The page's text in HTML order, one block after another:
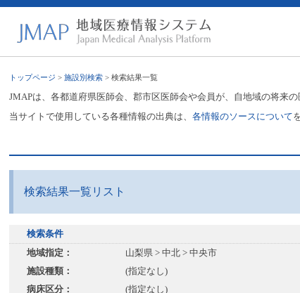
トップページ >施設別検索 > 検索結果一覧
JMAPは、各都道府県医師会、郡市区医師会や会員が、自地域の将来
当サイトで使用している各種情報の出典は、各情報のソースについて
検索結果一覧リスト
検索条件
地域指定：
山梨県 > 中北 > 中央市
施設種類：
(指定なし)
病床区分：
(指定なし)